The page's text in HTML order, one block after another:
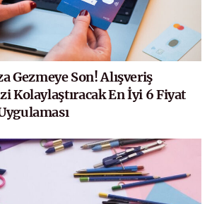
Gezmeye Son! Alışveriş
Kolaylaştıracak En İyi 6 Fiyat